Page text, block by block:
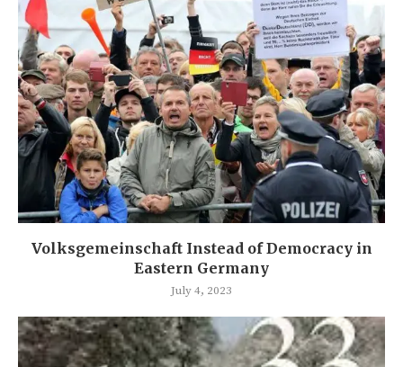
Volksgemeinschaft Instead of Democracy in
Eastern Germany
July 4, 2023